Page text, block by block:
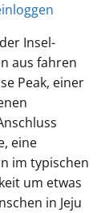
Insel-
aus fahren
Peak, einer
eine
im typischen
um etwas
in Jeju